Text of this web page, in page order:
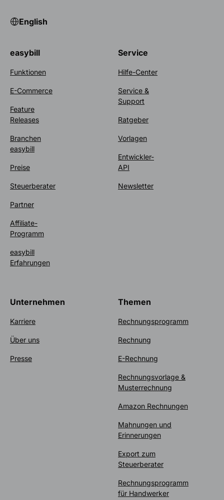
English
easybill
Funktionen
E-Commerce
Feature
Releases
Branchen
easybill
Preise
Steuerberater
Partner
Affiliate-
Programm
easybill
Erfahrungen
Service
Hilfe-Center
Service &
Support
Ratgeber
Vorlagen
Entwickler-
API
Newsletter
Unternehmen
Karriere
Über uns
Presse
Themen
Rechnungsprogramm
Rechnung
E-Rechnung
Rechnungsvorlage &
Musterrechnung
Amazon Rechnungen
Mahnungen und
Erinnerungen
Export zum
Steuerberater
Rechnungsprogramm
für Handwerker